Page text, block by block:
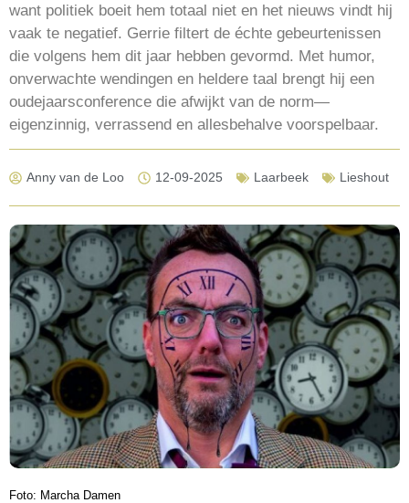
want politiek boeit hem totaal niet en het nieuws vindt hij
vaak te negatief. Gerrie filtert de échte gebeurtenissen
die volgens hem dit jaar hebben gevormd. Met humor,
onverwachte wendingen en heldere taal brengt hij een
oudejaarsconference die afwijkt van de norm—
eigenzinnig, verrassend en allesbehalve voorspelbaar.
Anny van de Loo 12-09-2025 Laarbeek Lieshout
Foto: Marcha Damen